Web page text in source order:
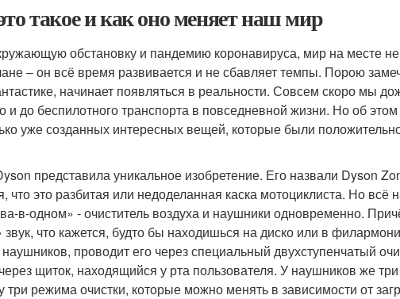
такое и как оно меняет наш мир
обстановку и пандемию коронавируса, мир на месте
– он всё время развивается и не сбавляет темпы. Порою
начинает появляться в реальности. Совсем скоро мы
и до беспилотного транспорта в повседневной жизни. Но об
уже созданных интересных вещей, которые были
представила уникальное изобретение. Его назвали Dyson
что это разбитая или недоделанная каска мотоциклиста. Но всё
в-одном» - очиститель воздуха и наушники одновременно.
звук, что кажется, будто бы находишься на диско или в
проводит его через специальный двухступенчатый
щиток, находящийся у рта пользователя. У наушников же
три режима очистки, которые можно менять в зависимости от